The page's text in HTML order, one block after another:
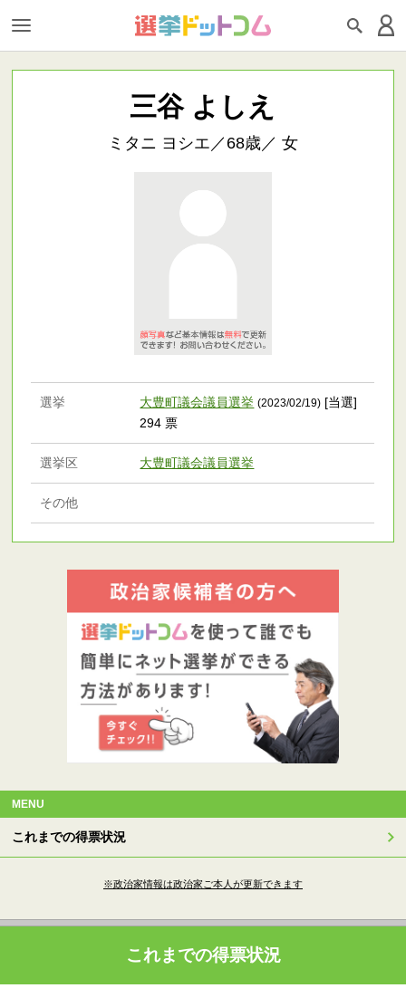
三谷 よしえ
ミタニ ヨシエ／68歳／ 女
選挙 大豊町議会議員選挙 (2023/02/19) [当選]
294 票
選挙区 大豊町議会議員選挙
その他
MENU
これまでの得票状況
※政治家情報は政治家ご本人が更新できます
これまでの得票状況